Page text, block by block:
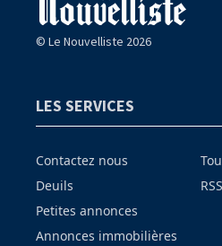
© Le Nouvelliste 2026
LES SERVICES
Contactez nous
Deuils
Petites annonces
Annonces immobilières
RSS